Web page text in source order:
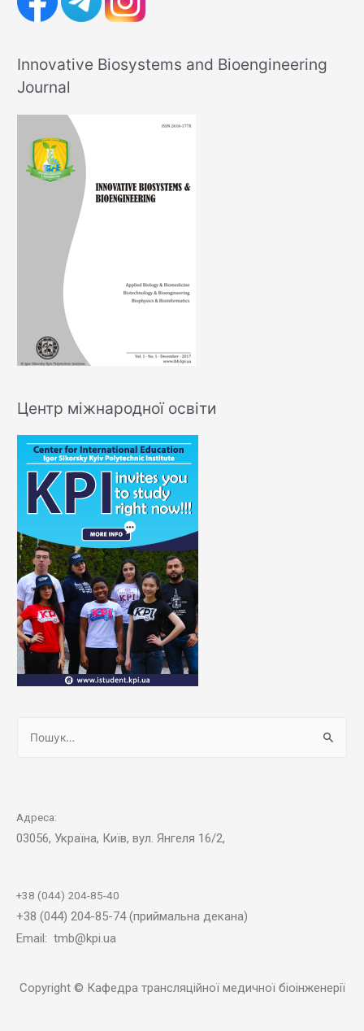
Innovative Biosystems and Bioengineering
Journal
Центр міжнародної освіти
Адреса:
03056, Україна, Київ, вул. Янгеля 16/2,
+38 (044) 204-85-40
+38 (044) 204-85-74 (приймальна декана)
Email: tmb@kpi.ua
Copyright © Кафедра трансляційної медичної біоінженерії